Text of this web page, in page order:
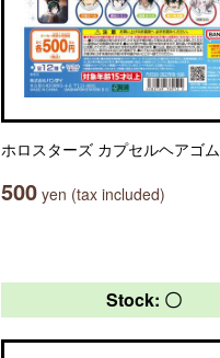
ホロスターズ カプセルヘアゴム
500 yen (tax included)
Stock: 〇